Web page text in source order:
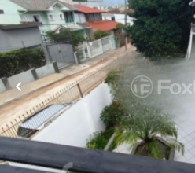
260m²•4quartos•2
Casa
Rua Voluntário Fernando
Florianópolis